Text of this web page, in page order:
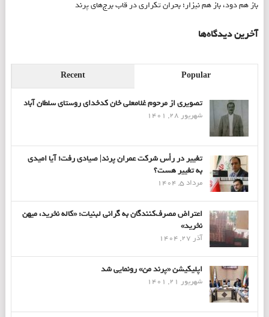
باز هم دود، باز هم نیزار؛ بحران تکراری در قاب برج‌های پرند
آخرین دیدگاه‌ها
Popular
Recent
تصویری از مرحوم غلامعلی خان کدخدای روستای سلطان آباد
شهریور 28, 1401
تغییر در رأس شرکت عمران پرند| صیادی رفت؛ آیا امیدی
به تغییر هست؟
مرداد 5, 1404
اعتراض مصرف‌کنندگان به گرانی لبنیات: «کاله نخرید، میهن
نخرید»
آذر 27, 1404
اپلیکیشن «پرند من» رونمایی شد
شهریور 21, 1401